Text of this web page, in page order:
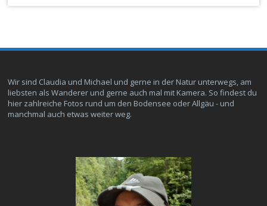
Wir sind Claudia und Michael und gerne in der Natur unterwegs, am
liebsten als Wanderer und gerne auch mal mit Kamera. So findest du
hier zahlreiche Fotos rund um den Bodensee oder Allgäu - und
manchmal auch etwas weiter weg.